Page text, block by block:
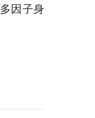
因子身